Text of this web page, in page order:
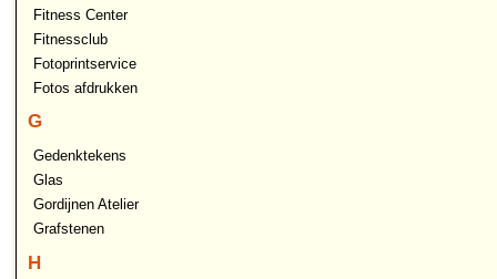
Fitness Center
Fitnessclub
Fotoprintservice
Fotos afdrukken
G
Gedenktekens
Glas
Gordijnen Atelier
Grafstenen
H